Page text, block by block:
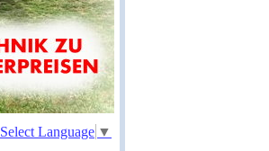
Select Language ▼